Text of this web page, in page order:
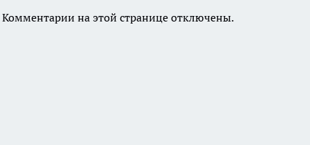
Комментарии на этой странице отключены.